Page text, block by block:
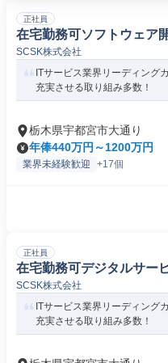
正社員
在宅勤務可ソフトウェア
SCSK株式会社
ITサービス業界リーディング
充実させる取り組み多数！
栃木県宇都宮市大通り
年俸440万円～1200万円
業界未経験歓迎 +17個
正社員
在宅勤務可デジタルサー
SCSK株式会社
ITサービス業界リーディング
充実させる取り組み多数！